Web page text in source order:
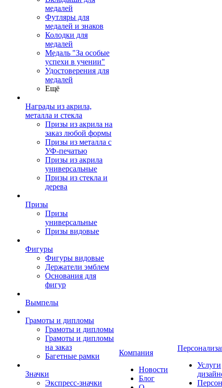
медалей
Футляры для
медалей и знаков
Колодки для
медалей
Медаль "За особые
успехи в учении"
Удостоверения для
медалей
Ещё
Награды из акрила,
металла и стекла
Призы из акрила на
заказ любой формы
Призы из металла с
УФ-печатью
Призы из акрила
универсальные
Призы из стекла и
дерева
Призы
Призы
универсальные
Призы видовые
Фигуры
Фигуры видовые
Держатели эмблем
Основания для
фигур
Вымпелы
Грамоты и дипломы
Грамоты и дипломы
Грамоты и дипломы
на заказ
Багетные рамки
Значки
Экспресс-значки
Компания
Новости
Блог
Услуги